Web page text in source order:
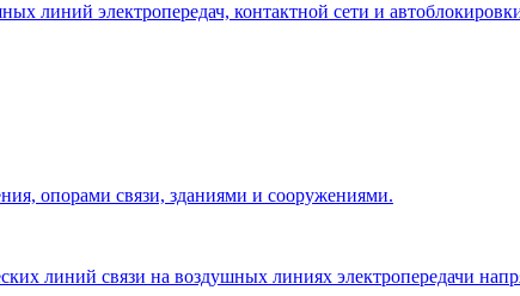
линий электропередач, контактной сети и
опорами связи, зданиями и сооружениями.
линий связи на воздушных линиях электропередачи